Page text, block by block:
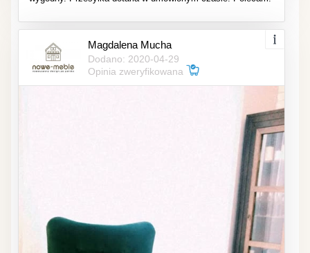
Magdalena Mucha
Dodano: 2020-04-29
Opinia zweryfikowana